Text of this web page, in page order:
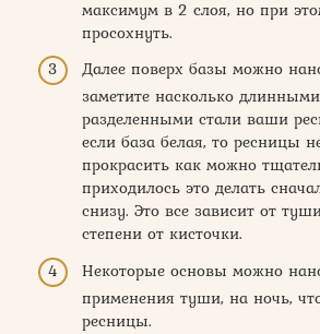
максимум в 2 слоя, но при
просохнуть.
Далее поверх базы можно
заметите насколько
разделенными стали ваши
если база белая, то ресницы
прокрасить как можно
приходилось это делать
снизу. Это все зависит от
степени от кисточки.
Некоторые основы можно
применения туши, на ночь,
ресницы.